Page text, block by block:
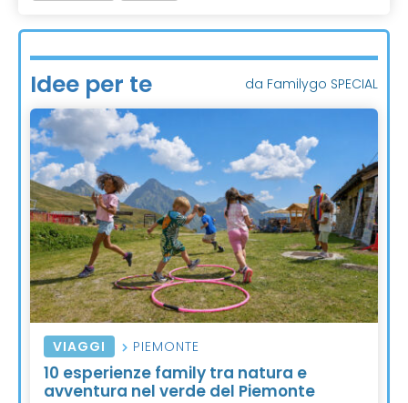
Idee per te da Familygo SPECIAL
VIAGGI PIEMONTE
10 esperienze family tra natura e
avventura nel verde del Piemonte